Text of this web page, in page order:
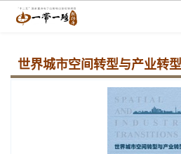
世界城市空间转型与产业转